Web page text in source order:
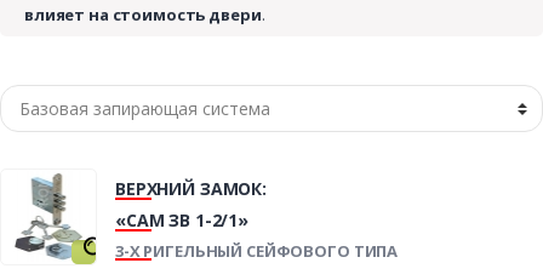
влияет на стоимость двери.
ВЕРХНИЙ ЗАМОК:
«САМ ЗВ 1-2/1»
3-Х РИГЕЛЬНЫЙ СЕЙФОВОГО ТИПА